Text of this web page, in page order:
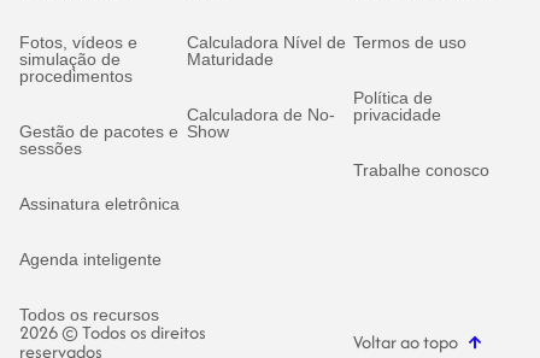
Fotos, vídeos e
simulação de
procedimentos
Gestão de pacotes e
sessões
Assinatura eletrônica
Agenda inteligente
Todos os recursos
Calculadora Nível de
Maturidade
Calculadora de No-
Show
Termos de uso
Política de
privacidade
Trabalhe conosco
2026 © Todos os direitos
reservados Voltar ao topo